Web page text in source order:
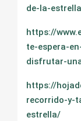
de-la-
https://
te-espera-
disfrutar-
https://
recorrido-y-
estrella/